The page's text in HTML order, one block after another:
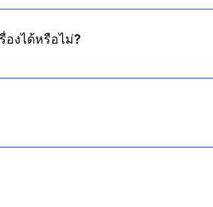
งคุณและซ่อนที่อยู่ IP ของคุณ ช่วยให้คุณป
องได้หรือไม่?
คุณจึงได้รับการปกป้องจากอุปกรณ์ทั้งหม
อแนะนำให้ตรวจสอบกฎระเบียบในท้องถิ่น